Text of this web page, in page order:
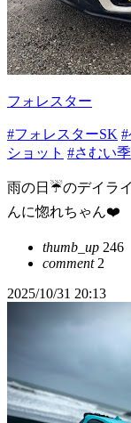
フォレスター
#フォレスターSK
ショット #さむい
雨の日☔のデイラ
んに惚れちゃん❤️
thumb_up 246
comment2
2025/10/31 20:13